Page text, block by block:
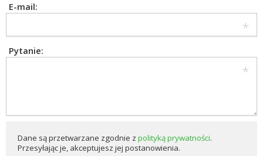
E-mail:
Pytanie:
Dane są przetwarzane zgodnie z polityką prywatności.
Przesyłając je, akceptujesz jej postanowienia.